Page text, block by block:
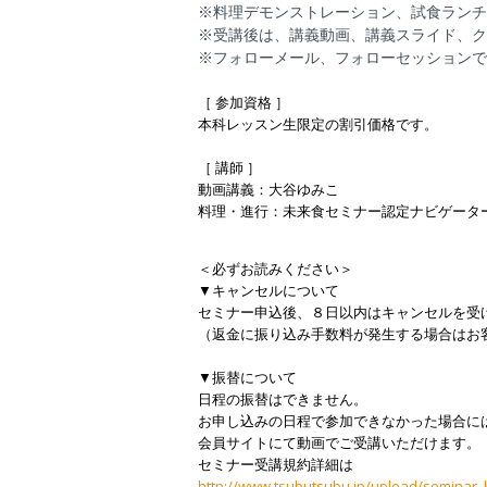
※料理デモンストレーション、試食ラン
※受講後は、講義動画、講義スライド、
※フォローメール、フォローセッション
［ 参加資格 ］
本科レッスン生限定の割引価格です。
［ 講師 ］
動画講義：大谷ゆみこ
料理・進行：未来食セミナー認定ナビゲー
＜必ずお読みください＞
▼キャンセルについて
セミナー申込後、８日以内はキャンセルを受
（返金に振り込み手数料が発生する場合は
▼振替について
日程の振替はできません。
お申し込みの日程で参加できなかった場合に
会員サイトにて動画でご受講いただけます。
セミナー受講規約詳細は